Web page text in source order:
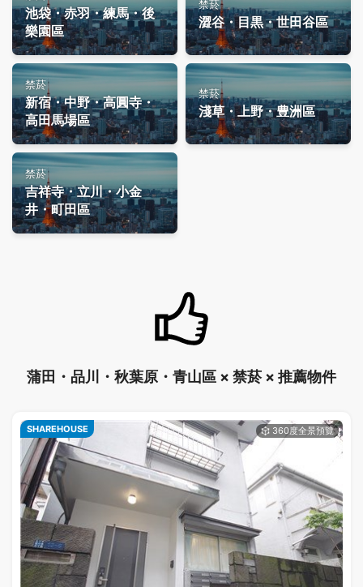
池袋・赤羽・練馬・後
樂園區
禁菸
澀谷・目黒・世田谷區
禁菸
新宿・中野・高圓寺・
高田馬場區
禁菸
淺草・上野・豊洲區
禁菸
吉祥寺・立川・小金
井・町田區
蒲田・品川・秋葉原・青山區 × 禁菸 × 推薦物件
SHAREHOUSE